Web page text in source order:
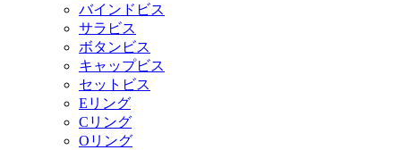
バインドビス
サラビス
ボタンビス
キャップビス
セットビス
Eリング
Cリング
Oリング